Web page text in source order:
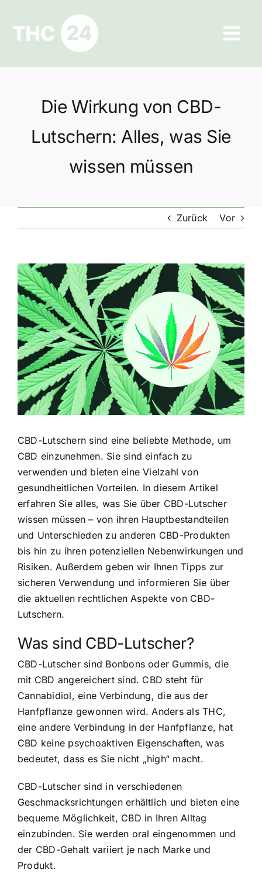
springen
Ratgeber
Hilfe und Kontakt
Datenschutz
Die Wirkung von CBD-
Lutschern: Alles, was Sie
wissen müssen
Zurück Vor
Zeige
grösseres
Bild
CBD-Lutschern sind eine beliebte Methode, um
CBD einzunehmen. Sie sind einfach zu
verwenden und bieten eine Vielzahl von
gesundheitlichen Vorteilen. In diesem Artikel
erfahren Sie alles, was Sie über CBD-Lutscher
wissen müssen – von ihren Hauptbestandteilen
und Unterschieden zu anderen CBD-Produkten
bis hin zu ihren potenziellen Nebenwirkungen und
Risiken. Außerdem geben wir Ihnen Tipps zur
sicheren Verwendung und informieren Sie über
die aktuellen rechtlichen Aspekte von CBD-
Lutschern.
Was sind CBD-Lutscher?
CBD-Lutscher sind Bonbons oder Gummis, die
mit CBD angereichert sind. CBD steht für
Cannabidiol, eine Verbindung, die aus der
Hanfpflanze gewonnen wird. Anders als THC,
eine andere Verbindung in der Hanfpflanze, hat
CBD keine psychoaktiven Eigenschaften, was
bedeutet, dass es Sie nicht „high“ macht.
CBD-Lutscher sind in verschiedenen
Geschmacksrichtungen erhältlich und bieten eine
bequeme Möglichkeit, CBD in Ihren Alltag
einzubinden. Sie werden oral eingenommen und
der CBD-Gehalt variiert je nach Marke und
Produkt.